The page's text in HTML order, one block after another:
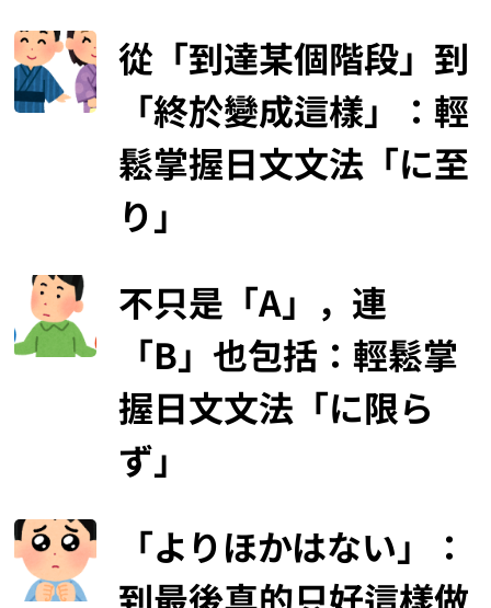
從「到達某個階段」到
「終於變成這樣」：輕
鬆掌握日文文法「に至
り」
不只是「A」，連
「B」也包括：輕鬆掌
握日文文法「に限ら
ず」
「よりほかはない」：